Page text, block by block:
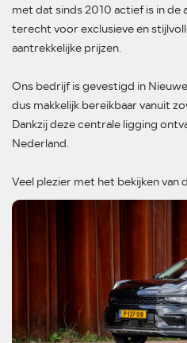
met dat sinds 2010 actief is in de
terecht voor exclusieve en
aantrekkelijke prijzen.
Ons bedrijf is gevestigd in
dus makkelijk bereikbaar vanuit
Dankzij deze centrale ligging
Nederland.
Veel plezier met het bekijken van